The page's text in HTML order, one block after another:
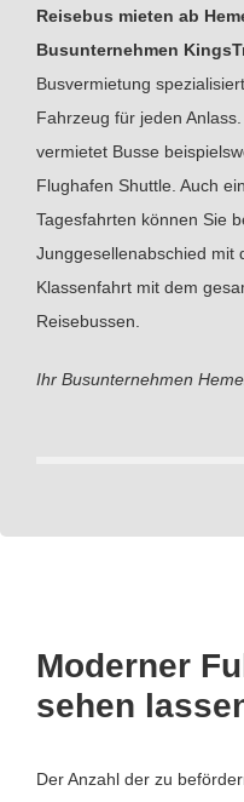
Reisebus mieten ab
Busunternehmen
Busvermietung
Fahrzeug für jeden
vermietet Busse
Flughafen Shuttle. Auch
Tagesfahrten können Sie
Junggesellenabschied mit
Klassenfahrt mit dem
Reisebussen.
Ihr Busunternehmen
Moderner
sehen
Der Anzahl der zu